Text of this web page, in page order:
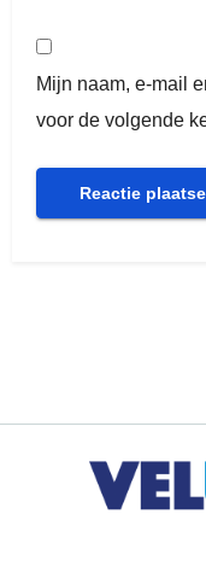
Mijn naam, e-mail
voor de volgende